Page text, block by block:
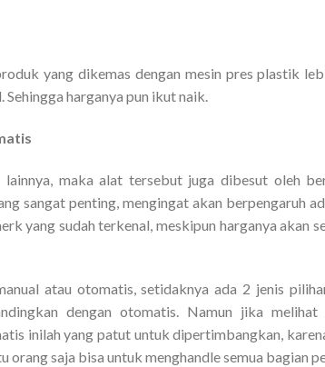
yang dikemas dengan mesin pres plastik
harganya pun ikut naik.
lainnya, maka alat tersebut juga dibesut oleh
sangat penting, mengingat akan berpengaruh
yang sudah terkenal, meskipun harganya akan
atau otomatis, setidaknya ada 2 jenis
dengan otomatis. Namun jika
inilah yang patut untuk dipertimbangkan,
orang saja bisa untuk menghandle semua bagian